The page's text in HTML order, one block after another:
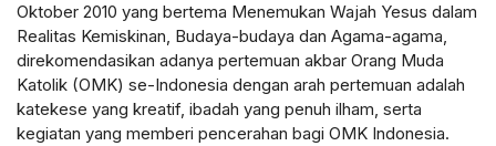
Oktober 2010 yang bertema Menemukan Wajah Yesus dalam
Realitas Kemiskinan, Budaya-budaya dan Agama-agama,
direkomendasikan adanya pertemuan akbar Orang Muda
Katolik (OMK) se-Indonesia dengan arah pertemuan adalah
katekese yang kreatif, ibadah yang penuh ilham, serta
kegiatan yang memberi pencerahan bagi OMK Indonesia.